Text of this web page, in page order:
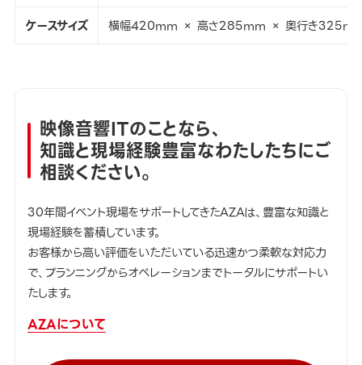
ケースサイズ
横幅420mm × 高さ285mm × 奥行き
映像音響ITのことなら、
知識と現場経験豊富なわたしたちにご
相談ください。
30年間イベント現場をサポートしてきたAZAは、豊富な知識と
現場経験を蓄積しています。
お客様から高い評価をいただいている迅速かつ柔軟な対応力
で、プランニングからオペレーションまでトータルにサポートい
たします。
AZAについて